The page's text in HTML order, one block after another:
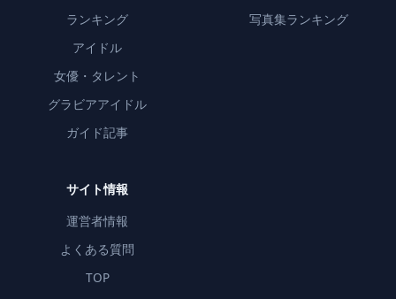
ランキング
アイドル
女優・タレント
グラビアアイドル
ガイド記事
写真集ランキング
サイト情報
運営者情報
よくある質問
TOP